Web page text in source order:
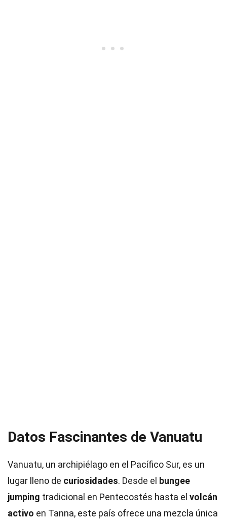
Datos Fascinantes de Vanuatu
Vanuatu, un archipiélago en el Pacífico Sur, es un
lugar lleno de curiosidades. Desde el bungee
jumping tradicional en Pentecostés hasta el volcán
activo en Tanna, este país ofrece una mezcla única